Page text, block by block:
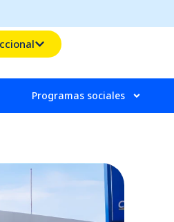
Programas sociales